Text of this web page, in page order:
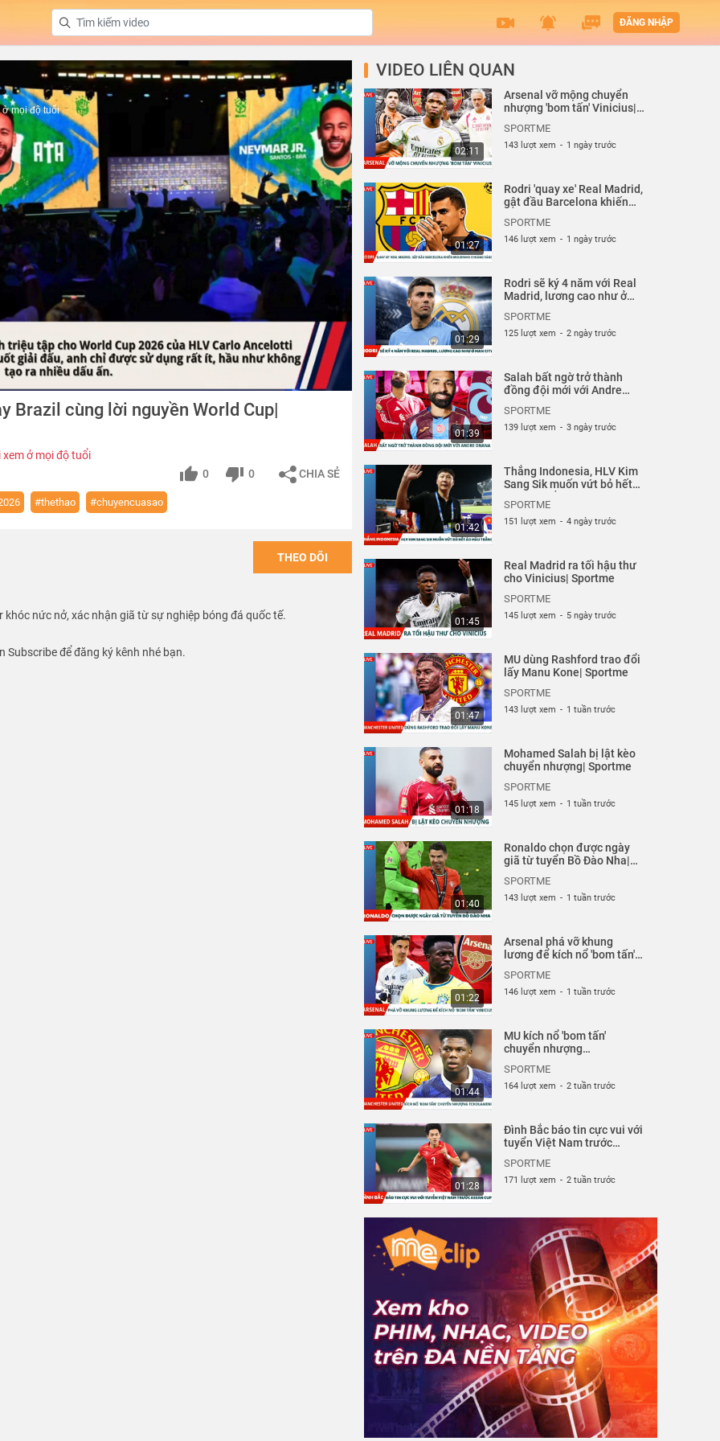
ĐĂNG NHẬP
mọi độ tuổi
Brazil cùng lời nguyền World Cup|
ở mọi độ tuổi
0 0 CHIA SẺ
#thethao #chuyencuasao
THEO DÕI
khóc nức nở, xác nhận giã từ sự nghiệp bóng đá quốc tế.
để đăng ký kênh nhé bạn.
tin tức, hậu trường, chuyển nhượng, bí mật về các ngôi sao thể thao
VIDEO LIÊN QUAN
02:11
Arsenal vỡ mộng chuyển
nhượng 'bom tấn' Vinicius|
SPORTME
143 lượt xem - 1 ngày trước
01:27
Rodri 'quay xe' Real Madrid,
gật đầu Barcelona khiến
Sportme
SPORTME
146 lượt xem - 1 ngày trước
01:29
Rodri sẽ ký 4 năm với Real
Madrid, lương cao như ở
SPORTME
125 lượt xem - 2 ngày trước
01:39
Salah bất ngờ trở thành
đồng đội mới với Andre
SPORTME
139 lượt xem - 3 ngày trước
01:42
Thắng Indonesia, HLV Kim
Sang Sik muốn vứt bỏ hết
SPORTME
151 lượt xem - 4 ngày trước
01:45
Real Madrid ra tối hậu thư
cho Vinicius| Sportme
SPORTME
145 lượt xem - 5 ngày trước
01:47
MU dùng Rashford trao đổi
lấy Manu Kone| Sportme
SPORTME
143 lượt xem - 1 tuần trước
01:18
Mohamed Salah bị lật kèo
chuyển nhượng| Sportme
SPORTME
145 lượt xem - 1 tuần trước
01:40
Ronaldo chọn được ngày
giã từ tuyển Bồ Đào Nha|
SPORTME
143 lượt xem - 1 tuần trước
01:22
Arsenal phá vỡ khung
lương để kích nổ 'bom tấn'
SPORTME
146 lượt xem - 1 tuần trước
01:44
MU kích nổ 'bom tấn'
chuyển nhượng
SPORTME
164 lượt xem - 2 tuần trước
01:28
Đình Bắc báo tin cực vui với
tuyển Việt Nam trước
SPORTME
171 lượt xem - 2 tuần trước